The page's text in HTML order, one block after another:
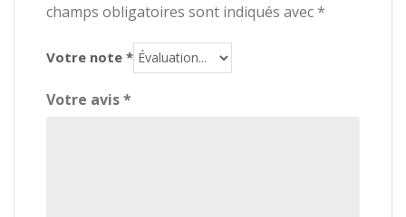
champs obligatoires sont indiqués avec*
Votre note *
Votre avis*